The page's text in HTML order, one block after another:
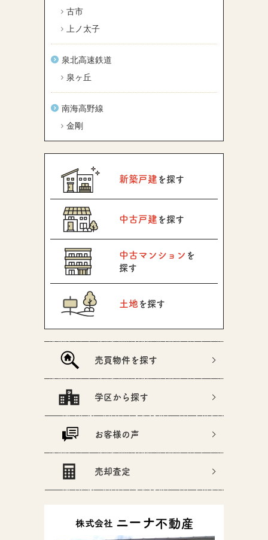
古市
上ノ太子
泉北高速鉄道
泉ヶ丘
南海高野線
金剛
新築戸建 を探す
中古戸建 を探す
中古マンション を
探す
土地 を探す
売買物件を探す
学区から探す
お客様の声
売却査定